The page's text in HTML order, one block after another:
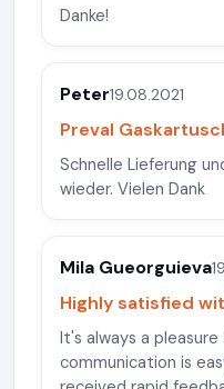
Danke!
Peter19.08.2021
Preval
Schnelle Lieferung
wieder. Vielen Dank
Mila Gueorguieva
Highly satisfied
It's always a
communication is